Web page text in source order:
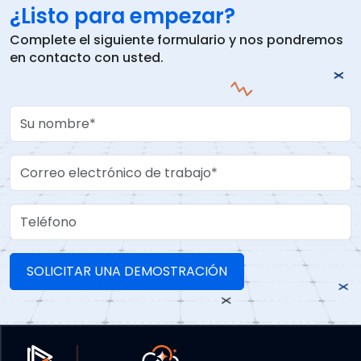
¿Listo para empezar?
Complete el siguiente formulario y nos pondremos
en contacto con usted.
Your Name
Work Email
Teléfono